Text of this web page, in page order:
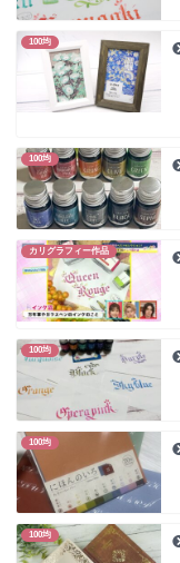
100均
100均
カリグラフィー作品
100均
100均
100均